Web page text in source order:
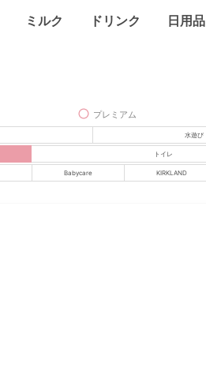
ミルク ドリンク 日用品
プレミアム
水遊び
トイレ
Babycare KIRKLAND